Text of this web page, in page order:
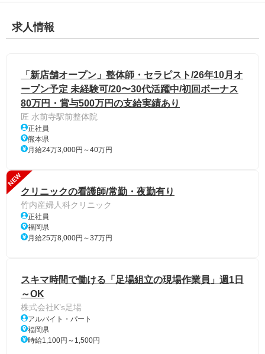
求人情報
「新店舗オープン」整体師・セラピスト/26年10月オ
ープン予定 未経験可/20〜30代活躍中/初回ボーナス
80万円・賞与500万円の支給実績あり
匠 水前寺駅前整体院
正社員
熊本県
月給24万3,000円～40万円
NEW
クリニックの看護師/常勤・夜勤有り
竹内産婦人科クリニック
正社員
福岡県
月給25万8,000円～37万円
スキマ時間で働ける「足場組立の現場作業員」週1日
～OK
株式会社K’s足場
アルバイト・パート
福岡県
時給1,100円～1,500円